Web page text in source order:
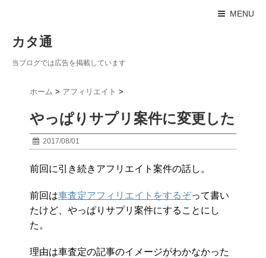
MENU
カタ通
当ブログでは広告を掲載しています
ホーム > アフィリエイト >
やっぱりサプリ案件に変更した
2017/08/01
前回に引き続きアフリエイト案件の話し。
前回は車査定アフィリエイトをするぞって書い
たけど、やっぱりサプリ案件にすることにし
た。
理由は車査定の記事のイメージがわかなかった